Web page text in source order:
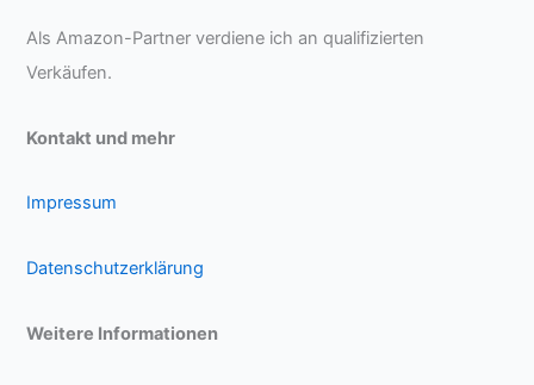
Als Amazon-Partner verdiene ich an qualifizierten
Verkäufen.
Kontakt und mehr
Impressum
Datenschutzerklärung
Weitere Informationen